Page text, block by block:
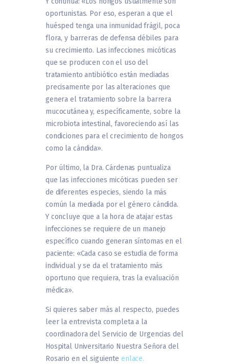
oportunistas. Por eso, esperan a que el
huésped tenga una inmunidad frágil, poca
flora, y barreras de defensa débiles para
su crecimiento. Las infecciones micóticas
que se producen con el uso del
tratamiento antibiótico están mediadas
precisamente por las alteraciones que
genera el tratamiento sobre la barrera
mucocutánea y, específicamente, sobre la
microbiota intestinal, favoreciendo así las
condiciones para el crecimiento de hongos
como la cándida».
Por último, la Dra. Cárdenas puntualiza
que las infecciones micóticas pueden ser
de diferentes especies, siendo la más
común la mediada por el género cándida.
Y concluye que a la hora de atajar estas
infecciones se requiere de un manejo
específico cuando generan síntomas en el
paciente: «Cada caso se estudia de forma
individual y se da el tratamiento más
oportuno que requiera, tras la evaluación
médica».
Si quieres saber más al respecto, puedes
leer la entrevista completa a la
coordinadora del Servicio de Urgencias del
Hospital Universitario Nuestra Señora del
Rosario en el siguiente enlace.